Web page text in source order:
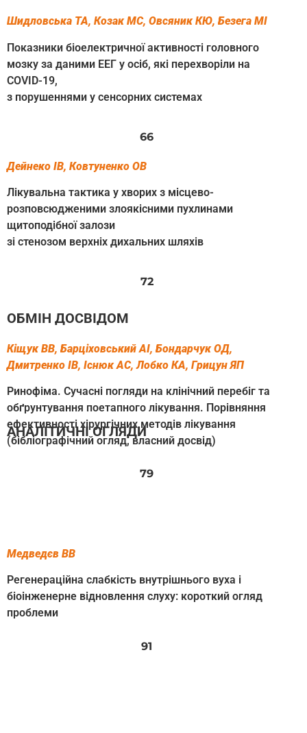
Шидловська ТА, Козак МС, Овсяник КЮ, Безега МІ
Показники біоелектричної активності головного
мозку за даними ЕЕГ у осіб, які перехворіли на
COVID-19,
з порушеннями у сенсорних системах
66
Дейнеко ІВ, Ковтуненко ОВ
Лікувальна тактика у хворих з місцево-
розповсюдженими злоякісними пухлинами
щитоподібної залози
зі стенозом верхніх дихальних шляхів
72
ОБМІН ДОСВІДОМ
АНАЛІТИЧНІ ОГЛЯДИ
Кіщук ВВ, Барціховський АІ, Бондарчук ОД,
Дмитренко ІВ, Існюк АС, Лобко КА, Грицун ЯП
Ринофіма. Сучасні погляди на клінічний перебіг та
обґрунтування поетапного лікування. Порівняння
ефективності хірургічних методів лікування
(бібліографічний огляд, власний досвід)
79
Медведєв ВВ
Регенераційна слабкість внутрішнього вуха і
біоінженерне відновлення слуху: короткий огляд
проблеми
91